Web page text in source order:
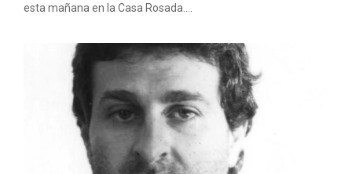
esta mañana en la Casa Rosada....